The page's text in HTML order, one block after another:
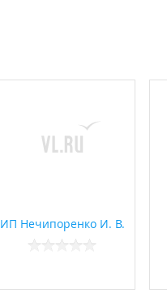
ИП Нечипоренко И. В.